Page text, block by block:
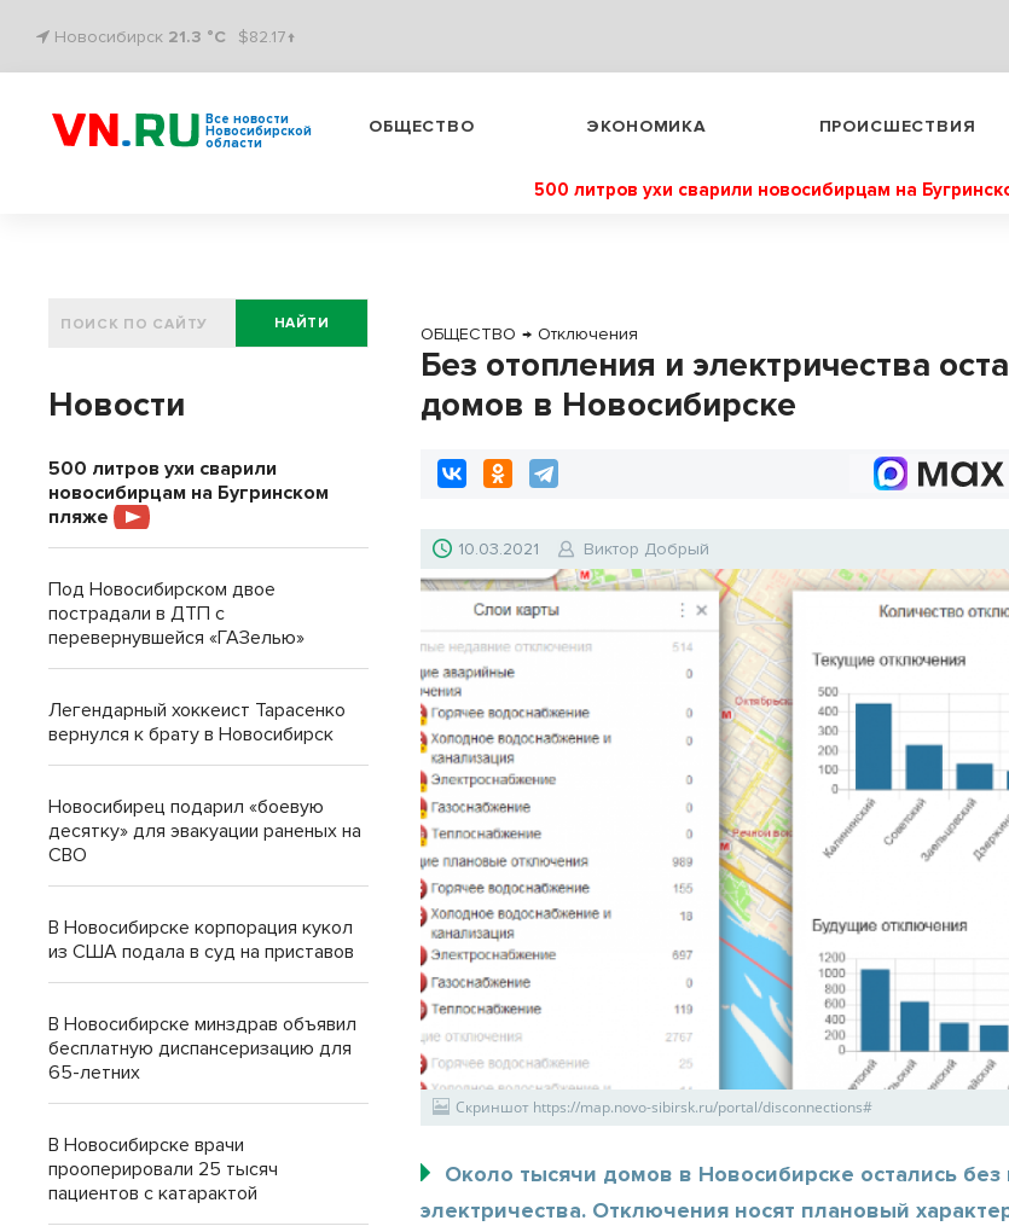
Новосибирск 21.3 °C $82.17↑
Все новости
Новосибирской
области
ОБЩЕСТВО ЭКОНОМИКА ПРОИСШЕСТВИЯ
500 литров ухи сварили новосибирцам на
ОБЩЕСТВО → Отключения
Без отопления и электричества
домов в Новосибирске
10.03.2021 Виктор Добрый
Скриншот https://map.novo-sibirsk.ru/portal/disconnections#
Около тысячи домов в Новосибирске остались
электричества. Отключения носят плановый
НАЙТИ
Новости
500 литров ухи сварили
новосибирцам на Бугринском
пляже
Под Новосибирском двое
пострадали в ДТП с
перевернувшейся «ГАЗелью»
Легендарный хоккеист Тарасенко
вернулся к брату в Новосибирск
Новосибирец подарил «боевую
десятку» для эвакуации раненых на
СВО
В Новосибирске корпорация кукол
из США подала в суд на приставов
В Новосибирске минздрав объявил
бесплатную диспансеризацию для
65-летних
В Новосибирске врачи
прооперировали 25 тысяч
пациентов с катарактой